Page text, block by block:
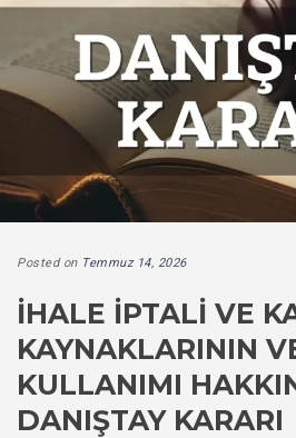
Posted on Temmuz 14, 2026
İHALE İPTALI VE
KAYNAKLARININ
KULLANIMI
DANIŞTAY KARARI